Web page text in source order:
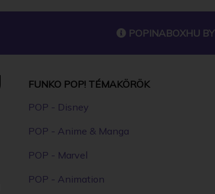
POPINABOXHU BY
FUNKO POP! TÉMAKÖRÖK
POP - Disney
POP - Anime & Manga
POP - Marvel
POP - Animation